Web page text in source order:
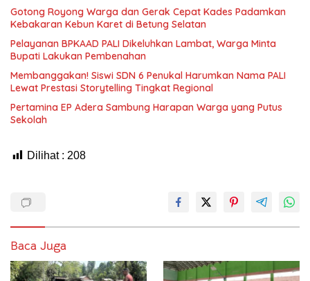
Gotong Royong Warga dan Gerak Cepat Kades Padamkan
Kebakaran Kebun Karet di Betung Selatan
Pelayanan BPKAAD PALI Dikeluhkan Lambat, Warga Minta
Bupati Lakukan Pembenahan
Membanggakan! Siswi SDN 6 Penukal Harumkan Nama PALI
Lewat Prestasi Storytelling Tingkat Regional
Pertamina EP Adera Sambung Harapan Warga yang Putus
Sekolah
Dilihat : 208
Baca Juga